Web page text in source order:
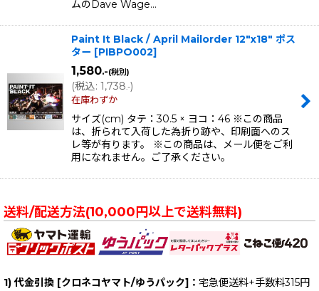
ムのDave Wage…
Paint It Black / April Mailorder 12"x18" ポス
ター [PIBPO002]
1,580.-(税別)
(税込: 1,738.-)
在庫わずか
サイズ(cm) タテ：30.5 × ヨコ：46 ※この商品
は、折られて入荷した為折り跡や、印刷面へのス
レ等が有ります。 ※この商品は、メール便をご利
用になれません。ご了承ください。
送料/配送方法(10,000円以上で送料無料)
1) 代金引換 [クロネコヤマト/ゆうパック]： 宅急便送料+手数料315円